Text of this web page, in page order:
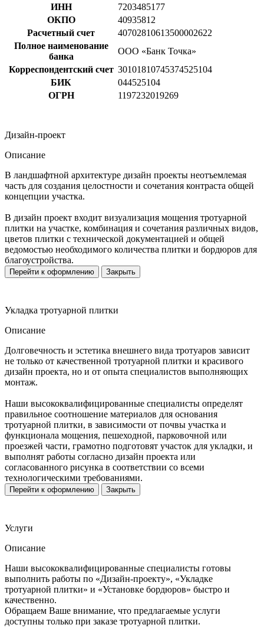
ИНН
7203485177
ОКПО
40935812
Расчетный счет
40702810613500002622
Полное наименование
банка
ООО «Банк Точка»
Корреспондентский счет 30101810745374525104
БИК
044525104
ОГРН
1197232019269
Дизайн-проект
Описание
В ландшафтной архитектуре дизайн проекты неотъемлемая
часть для создания целостности и сочетания контраста общей
концепции участка.
В дизайн проект входит визуализация мощения тротуарной
плитки на участке, комбинация и сочетания различных видов,
цветов плитки с технической документацией и общей
ведомостью необходимого количества плитки и бордюров для
благоустройства.
Перейти к оформлению Закрыть
Укладка тротуарной плитки
Описание
Долговечность и эстетика внешнего вида тротуаров зависит
не только от качественной тротуарной плитки и красивого
дизайн проекта, но и от опыта специалистов выполняющих
монтаж.
Наши высококвалифицированные специалисты определят
правильное соотношение материалов для основания
тротуарной плитки, в зависимости от почвы участка и
функционала мощения, пешеходной, парковочной или
проезжей части, грамотно подготовят участок для укладки, и
выполнят работы согласно дизайн проекта или
согласованного рисунка в соответствии со всеми
технологическими требованиями.
Перейти к оформлению Закрыть
Услуги
Описание
Наши высококвалифицированные специалисты готовы
выполнить работы по «Дизайн-проекту», «Укладке
тротуарной плитки» и «Установке бордюров» быстро и
качественно.
Обращаем Ваше внимание, что предлагаемые услуги
доступны только при заказе тротуарной плитки.